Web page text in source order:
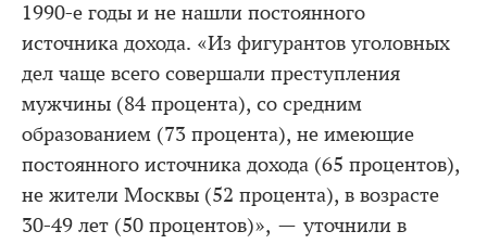
1990-е годы и не нашли постоянного
источника дохода. «Из фигурантов уголовных
дел чаще всего совершали преступления
мужчины (84 процента), со средним
образованием (73 процента), не имеющие
постоянного источника дохода (65 процентов),
не жители Москвы (52 процента), в возрасте
30-49 лет (50 процентов)», — уточнили в